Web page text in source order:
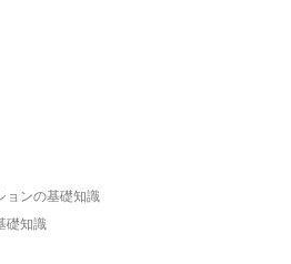
ョンの基礎知識
礎知識